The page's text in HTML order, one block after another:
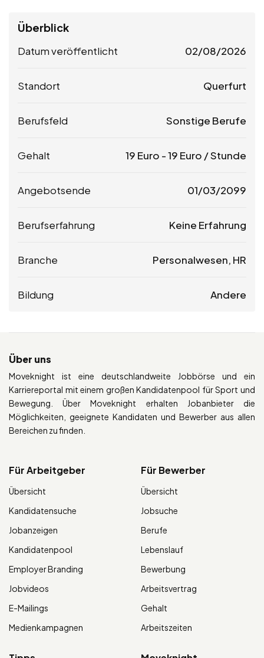
Überblick
Datum veröffentlicht 02/08/2026
Standort Querfurt
Berufsfeld Sonstige Berufe
Gehalt 19 Euro -19 Euro / Stunde
Angebotsende 01/03/2099
Berufserfahrung Keine Erfahrung
Branche Personalwesen, HR
Bildung Andere
Über uns
Moveknight ist eine deutschlandweite Jobbörse und ein
Karriereportal mit einem großen Kandidatenpool für Sport und
Bewegung. Über Moveknight erhalten Jobanbieter die
Möglichkeiten, geeignete Kandidaten und Bewerber aus allen
Bereichen zu finden.
Für Arbeitgeber
Übersicht
Kandidatensuche
Jobanzeigen
Kandidatenpool
Employer Branding
Jobvideos
E-Mailings
Medienkampagnen
Für Bewerber
Übersicht
Jobsuche
Berufe
Lebenslauf
Bewerbung
Arbeitsvertrag
Gehalt
Arbeitszeiten